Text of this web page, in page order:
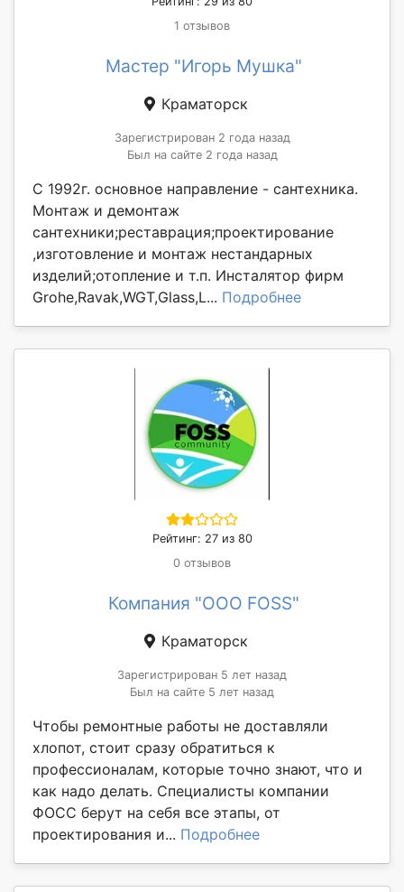
1 отзывов
Мастер "Игорь Мушка"
Краматорск
Зарегистрирован 2 года назад
Был на сайте 2 года назад
С 1992г. основное направление - сантехника.
Монтаж и демонтаж
сантехники;реставрация;проектирование
,изготовление и монтаж нестандарных
изделий;отопление и т.п. Инсталятор фирм
Grohe,Ravak,WGT,Glass,L... Подробнее
Рейтинг: 27 из 80
0 отзывов
Компания "OOO FOSS"
Краматорск
Зарегистрирован 5 лет назад
Был на сайте 5 лет назад
Чтобы ремонтные работы не доставляли
хлопот, стоит сразу обратиться к
профессионалам, которые точно знают, что и
как надо делать. Специалисты компании
ФОСС берут на себя все этапы, от
проектирования и... Подробнее